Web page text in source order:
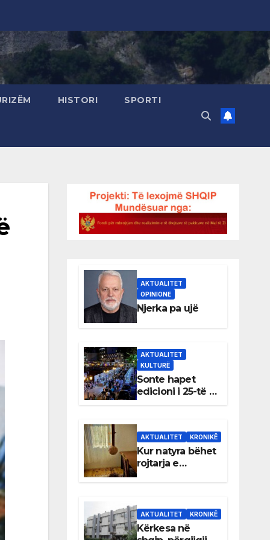
HISTORI SPORTI
AKTUALITET
OPINIONE
Njerka pa ujë
AKTUALITET
KULTURË
Sonte hapet
edicioni i 25-të i
Panairit të Librit
AKTUALITET KRONIKË
Kur natyra bëhet
rojtarja e
dhomës së
AKTUALITET KRONIKË
Kërkesa në